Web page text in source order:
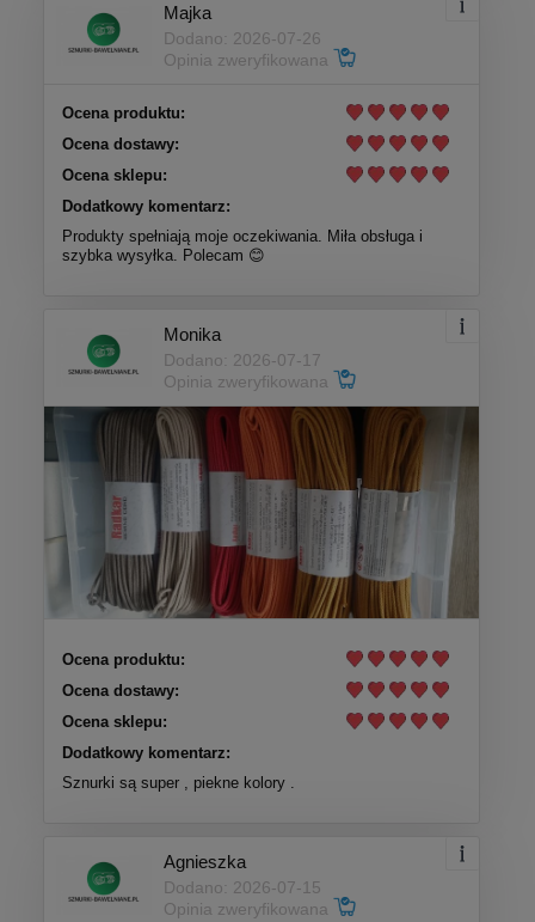
Majka
Dodano: 2026-07-26
Opinia zweryfikowana
Ocena produktu:
Ocena dostawy:
Ocena sklepu:
Dodatkowy komentarz:
Produkty spełniają moje oczekiwania. Miła obsługa i
szybka wysyłka. Polecam 😊
Monika
Dodano: 2026-07-17
Opinia zweryfikowana
Ocena produktu:
Ocena dostawy:
Ocena sklepu:
Dodatkowy komentarz:
Sznurki są super , piekne kolory .
Agnieszka
Dodano: 2026-07-15
Opinia zweryfikowana